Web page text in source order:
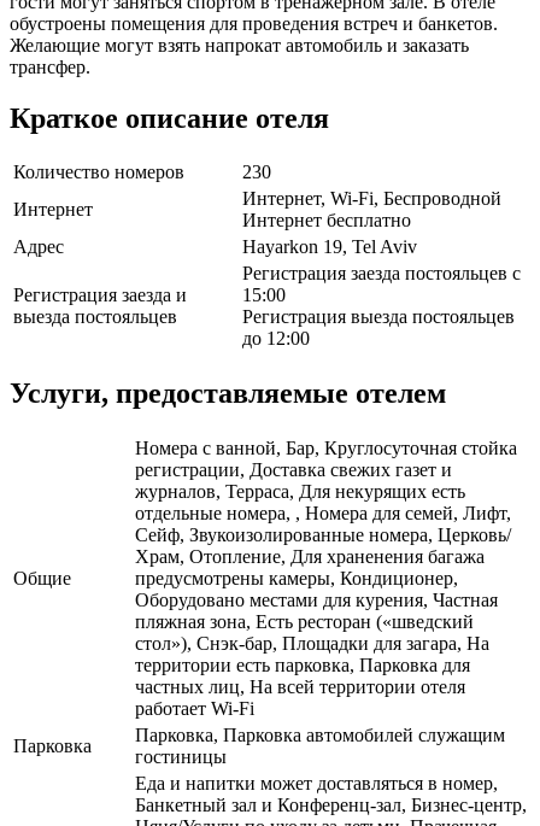
обустроены помещения для проведения встреч и банкетов.
Желающие могут взять напрокат автомобиль и заказать
трансфер.
Краткое описание отеля
Количество номеров
230
Интернет
Интернет, Wi-Fi, Беспроводной
Интернет бесплатно
Адрес
Hayarkon 19, Tel Aviv
Регистрация заезда и
выезда постояльцев
Регистрация заезда постояльцев с
15:00
Регистрация выезда постояльцев
до 12:00
Услуги, предоставляемые отелем
Общие
Номера с ванной, Бар, Круглосуточная стойка
регистрации, Доставка свежих газет и
журналов, Терраса, Для некурящих есть
отдельные номера, , Номера для семей, Лифт,
Сейф, Звукоизолированные номера, Церковь/
Храм, Отопление, Для храненения багажа
предусмотрены камеры, Кондиционер,
Оборудовано местами для курения, Частная
пляжная зона, Есть ресторан («шведский
стол»), Снэк-бар, Площадки для загара, На
территории есть парковка, Парковка для
частных лиц, На всей территории отеля
работает Wi-Fi
Парковка
Парковка, Парковка автомобилей служащим
гостиницы
Еда и напитки может доставляться в номер,
Банкетный зал и Конференц-зал, Бизнес-центр,